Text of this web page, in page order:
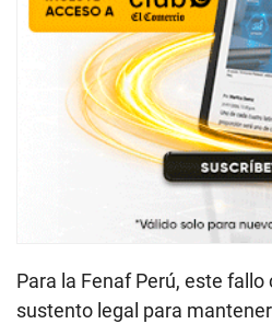
Para la Fenaf Perú, este
sustento legal para